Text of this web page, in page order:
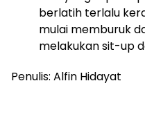
berlatih terlalu
mulai memburuk
melakukan sit-up
Penulis: Alfin Hidayat